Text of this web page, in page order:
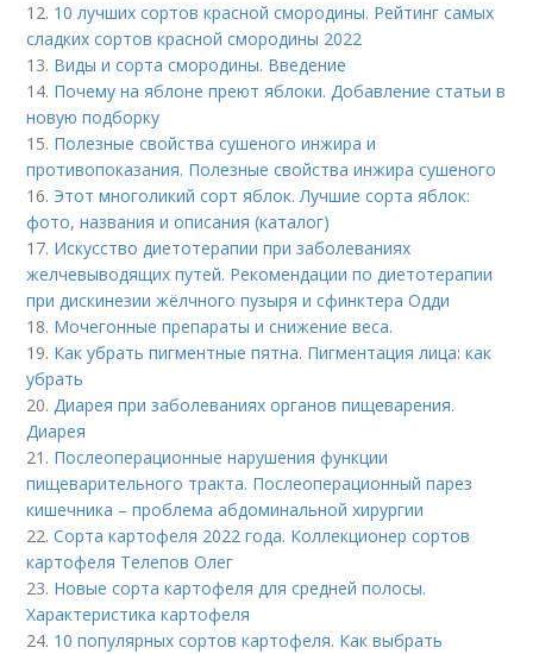
12. 10 лучших сортов красной смородины. Рейтинг самых
сладких сортов красной смородины 2022
13. Виды и сорта смородины. Введение
14. Почему на яблоне преют яблоки. Добавление статьи в
новую подборку
15. Полезные свойства сушеного инжира и
противопоказания. Полезные свойства инжира сушеного
16. Этот многоликий сорт яблок. Лучшие сорта яблок:
фото, названия и описания (каталог)
17. Искусство диетотерапии при заболеваниях
желчевыводящих путей. Рекомендации по диетотерапии
при дискинезии жёлчного пузыря и сфинктера Одди
18. Мочегонные препараты и снижение веса.
19. Как убрать пигментные пятна. Пигментация лица: как
убрать
20.Диарея при заболеваниях органов пищеварения.
Диарея
21. Послеоперационные нарушения функции
пищеварительного тракта. Послеоперационный парез
кишечника – проблема абдоминальной хирургии
22.Сорта картофеля 2022 года. Коллекционер сортов
картофеля Телепов Олег
23. Новые сорта картофеля для средней полосы.
Характеристика картофеля
24. 10 популярных сортов картофеля. Как выбрать